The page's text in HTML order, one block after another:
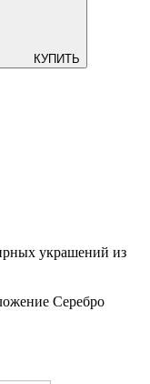
КУПИТЬ
украшений из
Серебро